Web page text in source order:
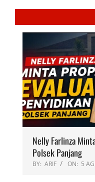
Nelly Farlinza
Polsek Panjang
BY: ARIF ON: 5